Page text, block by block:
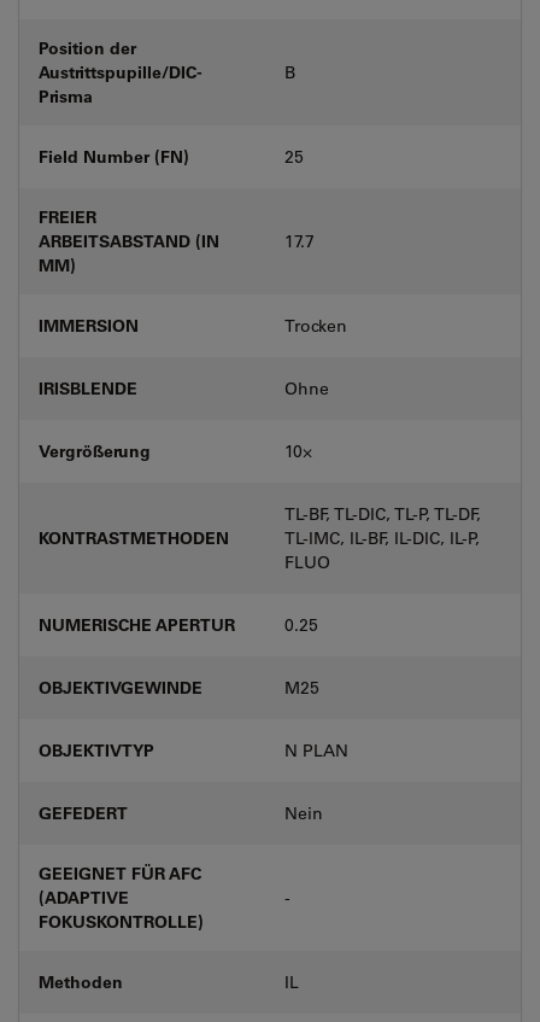
Position der
Austrittspupille/DIC-
Prisma
B
Field Number (FN) 25
FREIER
ARBEITSABSTAND (IN
MM)
17.7
IMMERSION Trocken
IRISBLENDE Ohne
Vergrößerung 10⨉
KONTRASTMETHODEN
TL-BF, TL-DIC, TL-P, TL-DF,
TL-IMC, IL-BF, IL-DIC, IL-P,
FLUO
NUMERISCHE APERTUR 0.25
OBJEKTIVGEWINDE M25
OBJEKTIVTYP N PLAN
GEFEDERT Nein
GEEIGNET FÜR AFC
(ADAPTIVE
FOKUSKONTROLLE)
-
Methoden IL